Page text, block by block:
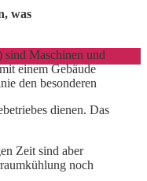
was
Maschinen und
einem Gebäude
den besonderen
dienen. Das
Zeit sind aber
noch